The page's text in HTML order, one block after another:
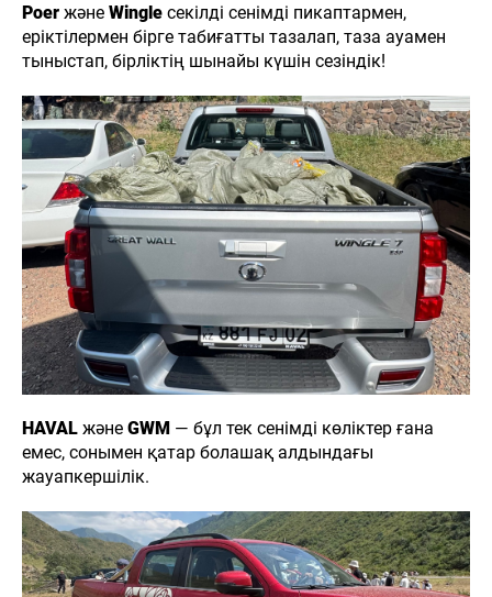
Poer және Wingle секілді сенімді пикаптармен,
еріктілермен бірге табиғатты тазалап, таза ауамен
тыныстап, бірліктің шынайы күшін сезіндік!
HAVAL және GWM — бұл тек сенімді көліктер ғана
емес, сонымен қатар болашақ алдындағы
жауапкершілік.